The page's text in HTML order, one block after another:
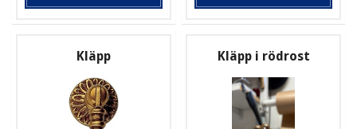
Kläpp Kläpp i rödrost